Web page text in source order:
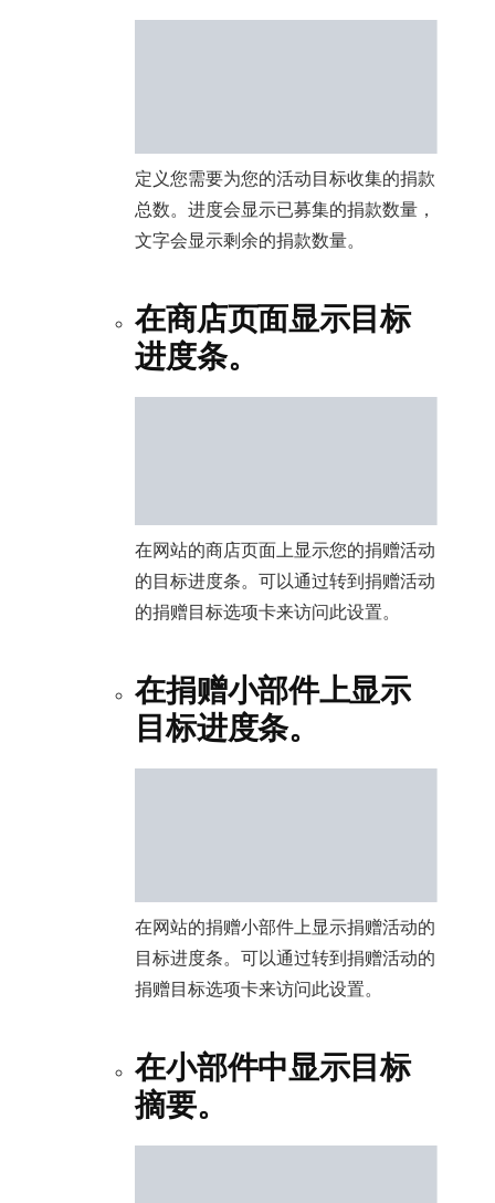
定义您需要为您的活动目标收集的捐款
总数。进度会显示已募集的捐款数量，
文字会显示剩余的捐款数量。
在商店页面显示目标
进度条。
在网站的商店页面上显示您的捐赠活动
的目标进度条。可以通过转到捐赠活动
的捐赠目标选项卡来访问此设置。
在捐赠小部件上显示
目标进度条。
在网站的捐赠小部件上显示捐赠活动的
目标进度条。可以通过转到捐赠活动的
捐赠目标选项卡来访问此设置。
在小部件中显示目标
摘要。